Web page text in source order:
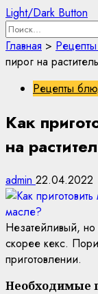
Light/Dark Button
Найти:
Главная >
пирог на
Рецепты
Как
на
admin 22.04.2022
Незатейливый,
скорее кекс.
приготовлении.
Необходимые